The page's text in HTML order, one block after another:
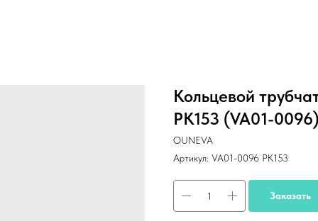
Кольцевой
PK153 (VA01-
OUNEVA
Артикул: VA01-0096 PK153
Заказать